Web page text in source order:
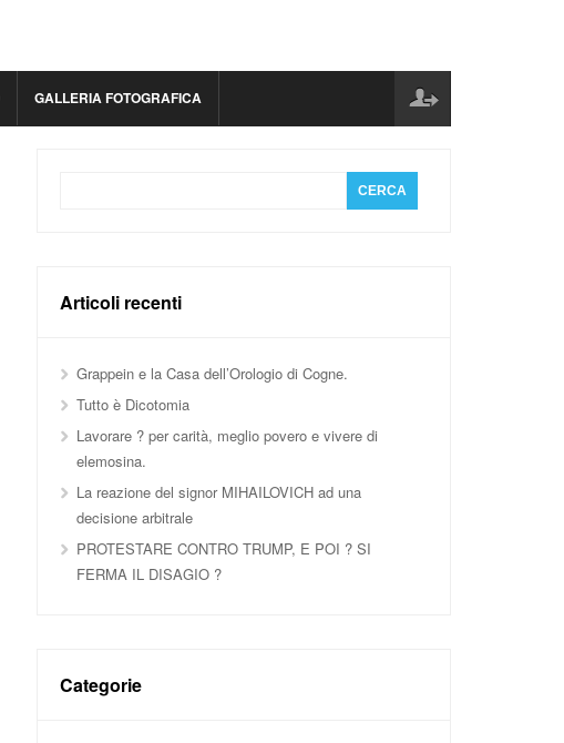
GALLERIA FOTOGRAFICA
Articoli recenti
Grappein e la Casa dell’Orologio di Cogne.
Tutto è Dicotomia
Lavorare ? per carità, meglio povero e vivere di
elemosina.
La reazione del signor MIHAILOVICH ad una
decisione arbitrale
PROTESTARE CONTRO TRUMP, E POI ? SI
FERMA IL DISAGIO ?
Categorie